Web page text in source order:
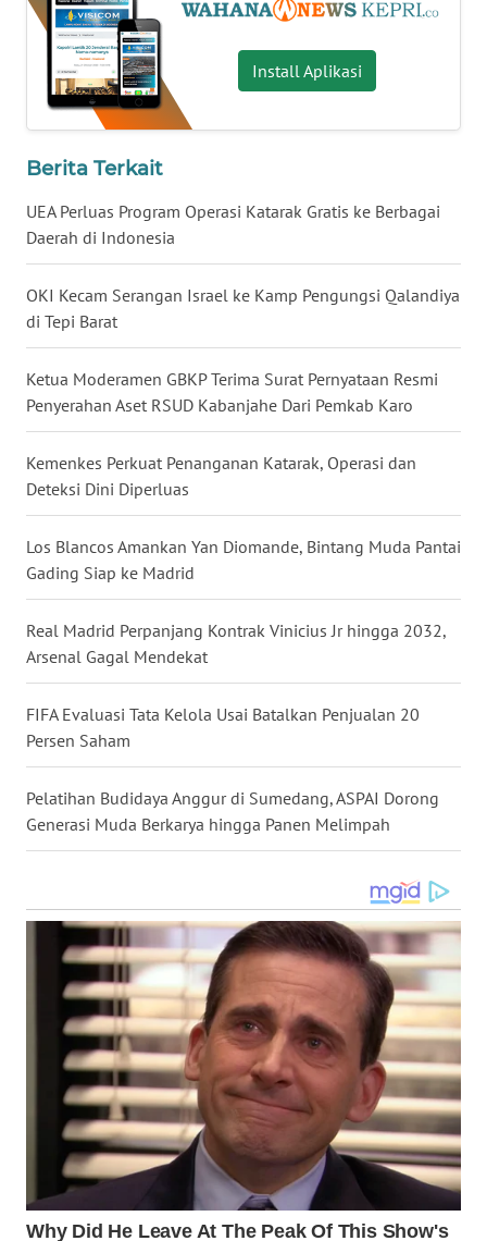
Install Aplikasi
Berita Terkait
UEA Perluas Program Operasi Katarak Gratis ke Berbagai
Daerah di Indonesia
OKI Kecam Serangan Israel ke Kamp Pengungsi Qalandiya
di Tepi Barat
Ketua Moderamen GBKP Terima Surat Pernyataan Resmi
Penyerahan Aset RSUD Kabanjahe Dari Pemkab Karo
Kemenkes Perkuat Penanganan Katarak, Operasi dan
Deteksi Dini Diperluas
Los Blancos Amankan Yan Diomande, Bintang Muda Pantai
Gading Siap ke Madrid
Real Madrid Perpanjang Kontrak Vinicius Jr hingga 2032,
Arsenal Gagal Mendekat
FIFA Evaluasi Tata Kelola Usai Batalkan Penjualan 20
Persen Saham
Pelatihan Budidaya Anggur di Sumedang, ASPAI Dorong
Generasi Muda Berkarya hingga Panen Melimpah
BENGKULU
WN
LAMPUNG
WN
WN
NUSANTARA
WN
JOGJA
WN
WN
WN
KALBAR
WN
KALTENG
WN
KALTARA
WN
KALSEL
KALTIM
WN
SULSEL
WN
GORONTALO
WN
SULUT
WN
MALUKU